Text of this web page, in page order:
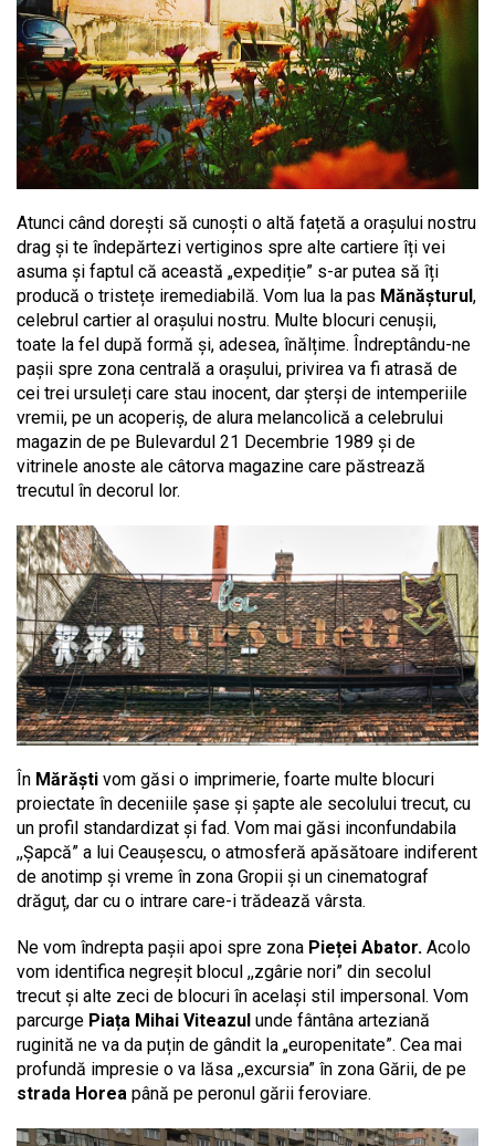
Atunci când dorești să cunoști o altă fațetă a orașului nostru
drag și te îndepărtezi vertiginos spre alte cartiere îți vei
asuma și faptul că această „expediție” s-ar putea să îți
producă o tristețe iremediabilă. Vom lua la pas Mănășturul,
celebrul cartier al orașului nostru. Multe blocuri cenușii,
toate la fel după formă și, adesea, înălțime. Îndreptându-ne
pașii spre zona centrală a orașului, privirea va fi atrasă de
cei trei ursuleți care stau inocent, dar șterși de intemperiile
vremii, pe un acoperiș, de alura melancolică a celebrului
magazin de pe Bulevardul 21 Decembrie 1989 și de
vitrinele anoste ale câtorva magazine care păstrează
trecutul în decorul lor.
În Mărăști vom găsi o imprimerie, foarte multe blocuri
proiectate în deceniile șase și șapte ale secolului trecut, cu
un profil standardizat și fad. Vom mai găsi inconfundabila
,,Șapcă” a lui Ceaușescu, o atmosferă apăsătoare indiferent
de anotimp și vreme în zona Gropii și un cinematograf
drăguț, dar cu o intrare care-i trădează vârsta.
Ne vom îndrepta pașii apoi spre zona Pieței Abator. Acolo
vom identifica negreșit blocul ,,zgârie nori” din secolul
trecut și alte zeci de blocuri în același stil impersonal. Vom
parcurge Piața Mihai Viteazul unde fântâna arteziană
ruginită ne va da puțin de gândit la „europenitate”. Cea mai
profundă impresie o va lăsa ,,excursia” în zona Gării, de pe
strada Horea până pe peronul gării feroviare.